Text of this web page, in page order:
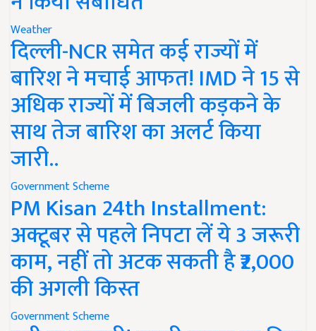
Weather
दिल्ली-NCR समेत कई राज्यों में
बारिश ने मचाई आफत! IMD ने 15 से
अधिक राज्यों में बिजली कड़कने के
साथ तेज बारिश का अलर्ट किया
जारी..
Government Scheme
PM Kisan 24th Installment:
अक्टूबर से पहले निपटा लें ये 3 जरूरी
काम, नहीं तो अटक सकती है ₹2,000
की अगली किस्त
Government Scheme